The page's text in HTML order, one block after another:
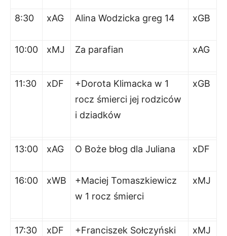
8:30 xAG Alina Wodzicka greg 14 xGB
10:00 xMJ Za parafian xAG
11:30 xDF
+Dorota Klimacka w 1
rocz śmierci jej rodziców
i dziadków
xGB
13:00 xAG O Boże błog dla Juliana xDF
16:00 xWB
+Maciej Tomaszkiewicz
w 1 rocz śmierci
xMJ
17:30 xDF
+Franciszek Sołczyński
xMJ